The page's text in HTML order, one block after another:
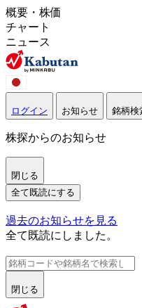
概要・株価
チャート
ニュース
ログイン お知らせ 銘柄検
株探からのお知らせ
閉じる
全て既読にする
過去のお知らせを見る
全て既読にしました。
閉じる